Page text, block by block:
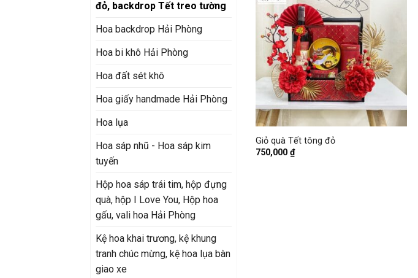
đỏ, backdrop Tết treo tường
Hoa backdrop Hải Phòng
Hoa bi khô Hải Phòng
Hoa đất sét khô
Hoa giấy handmade Hải Phòng
Hoa lụa
Hoa sáp nhũ - Hoa sáp kim
tuyến
Hộp hoa sáp trái tim, hộp đựng
quà, hộp I Love You, Hộp hoa
gấu, vali hoa Hải Phòng
Kệ hoa khai trương, kệ khung
tranh chúc mừng, kệ hoa lụa bàn
giao xe
+
Giỏ quà Tết tông đỏ
750,000 ₫